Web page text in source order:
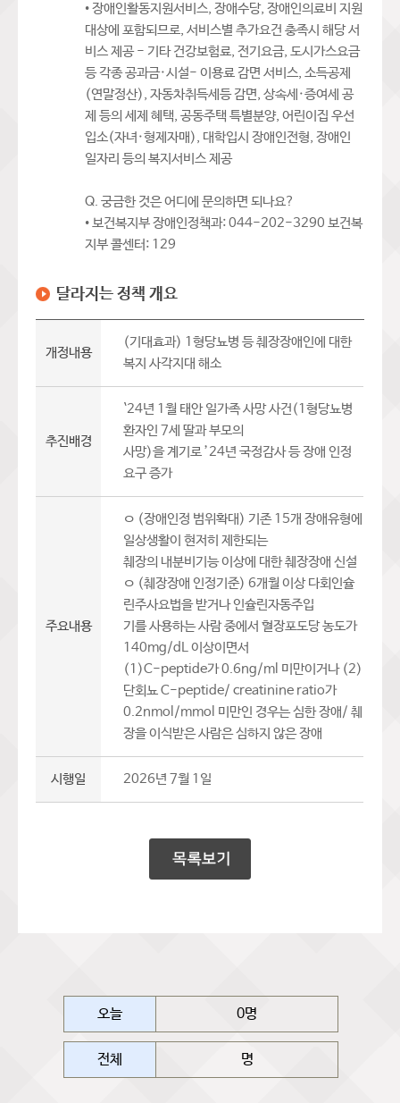
• 장애인활동지원서비스, 장애수당, 장애인의료비 지원
대상에 포함되므로, 서비스별 추가요건 충족시 해당 서
비스 제공 - 기타 건강보험료, 전기요금, 도시가스요금
등 각종 공과금·시설- 이용료 감면 서비스, 소득공제
(연말정산), 자동차취득세등 감면, 상속세·증여세 공
제 등의 세제 혜택, 공동주택 특별분양, 어린이집 우선
입소(자녀·형제자매), 대학입시 장애인전형, 장애인
일자리 등의 복지서비스 제공
Q. 궁금한 것은 어디에 문의하면 되나요?
• 보건복지부 장애인정책과: 044-202-3290 보건복
지부 콜센터: 129
달라지는 정책 개요
개정내용
(기대효과) 1형당뇨병 등 췌장장애인에 대한
복지 사각지대 해소
추진배경
`24년 1월 태안 일가족 사망 사건(1형당뇨병
환자인 7세 딸과 부모의
사망)을 계기로 ’24년 국정감사 등 장애 인정
요구 증가
주요내용
ㅇ (장애인정 범위확대) 기존 15개 장애유형에
일상생활이 현저히 제한되는
췌장의 내분비기능 이상에 대한 췌장장애 신설
ㅇ (췌장장애 인정기준) 6개월 이상 다회인슐
린주사요법을 받거나 인슐린자동주입
기를 사용하는 사람 중에서 혈장포도당 농도가
140mg/dL 이상이면서
(1)C-peptide가 0.6ng/ml 미만이거나 (2)
단회뇨 C-peptide/ creatinine ratio가
0.2nmol/mmol 미만인 경우는 심한 장애/ 췌
장을 이식받은 사람은 심하지 않은 장애
시행일 2026년 7월 1일
오늘 0명
전체 명